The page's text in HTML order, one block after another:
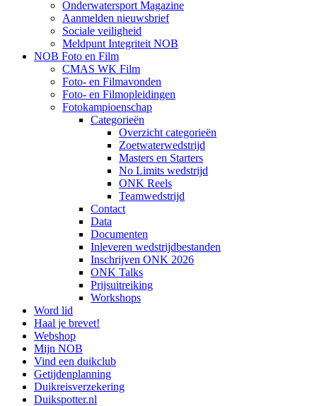
Onderwatersport Magazine
Aanmelden nieuwsbrief
Sociale veiligheid
Meldpunt Integriteit NOB
NOB Foto en Film
CMAS WK Film
Foto- en Filmavonden
Foto- en Filmopleidingen
Fotokampioenschap
Categorieën
Overzicht categorieën
Zoetwaterwedstrijd
Masters en Starters
No Limits wedstrijd
ONK Reels
Teamwedstrijd
Contact
Data
Documenten
Inleveren wedstrijdbestanden
Inschrijven ONK 2026
ONK Talks
Prijsuitreiking
Workshops
Word lid
Haal je brevet!
Webshop
Mijn NOB
Vind een duikclub
Getijdenplanning
Duikreisverzekering
Duikspotter.nl